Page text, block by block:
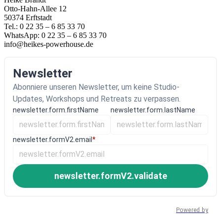
Otto-Hahn-Allee 12
50374 Erftstadt
Tel.: 0 22 35 – 6 85 33 70
WhatsApp: 0 22 35 – 6 85 33 70
info@heikes-powerhouse.de
Newsletter
Abonniere unseren Newsletter, um keine Studio-
Updates, Workshops und Retreats zu verpassen.
newsletter.form.firstName newsletter.form.lastName
newsletter.formV2.email *
newsletter.formV2.validate
Powered by